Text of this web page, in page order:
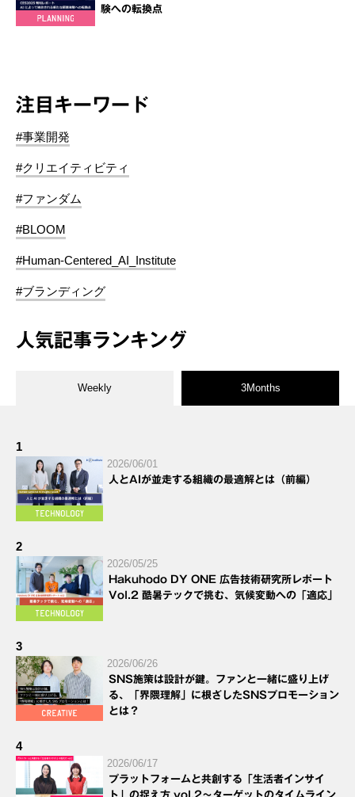
験への転換点
注目キーワード
#事業開発
#クリエイティビティ
#ファンダム
#BLOOM
#Human-Centered_AI_Institute
#ブランディング
人気記事ランキング
Weekly 3Months
1
2026/06/01
人とAIが並走する組織の最適解とは（前編）
2
2026/05/25
Hakuhodo DY ONE 広告技術研究所レポート
Vol.2 酷暑テックで挑む、気候変動への「適応」
3
2026/06/26
SNS施策は設計が鍵。ファンと一緒に盛り上げ
る、「界隈理解」に根ざしたSNSプロモーション
とは？
4
2026/06/17
プラットフォームと共創する「生活者インサイ